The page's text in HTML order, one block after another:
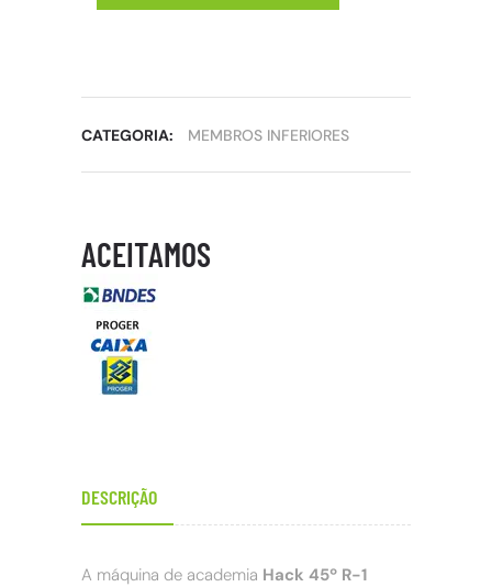
CATEGORIA: MEMBROS INFERIORES
ACEITAMOS
DESCRIÇÃO
A máquina de academia Hack 45º R-1